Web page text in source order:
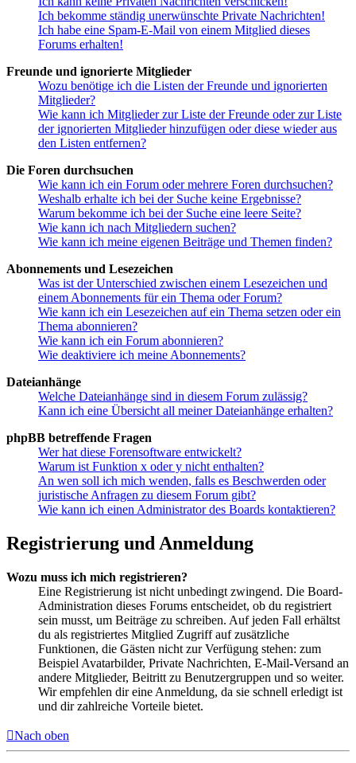
Ich bekomme ständig unerwünschte Private Nachrichten!
Ich habe eine Spam-E-Mail von einem Mitglied dieses
Forums erhalten!
Freunde und ignorierte Mitglieder
Wozu benötige ich die Listen der Freunde und ignorierten
Mitglieder?
Wie kann ich Mitglieder zur Liste der Freunde oder zur Liste
der ignorierten Mitglieder hinzufügen oder diese wieder aus
den Listen entfernen?
Die Foren durchsuchen
Wie kann ich ein Forum oder mehrere Foren durchsuchen?
Weshalb erhalte ich bei der Suche keine Ergebnisse?
Warum bekomme ich bei der Suche eine leere Seite?
Wie kann ich nach Mitgliedern suchen?
Wie kann ich meine eigenen Beiträge und Themen finden?
Abonnements und Lesezeichen
Was ist der Unterschied zwischen einem Lesezeichen und
einem Abonnements für ein Thema oder Forum?
Wie kann ich ein Lesezeichen auf ein Thema setzen oder ein
Thema abonnieren?
Wie kann ich ein Forum abonnieren?
Wie deaktiviere ich meine Abonnements?
Dateianhänge
Welche Dateianhänge sind in diesem Forum zulässig?
Kann ich eine Übersicht all meiner Dateianhänge erhalten?
phpBB betreffende Fragen
Wer hat diese Forensoftware entwickelt?
Warum ist Funktion x oder y nicht enthalten?
An wen soll ich mich wenden, falls es Beschwerden oder
juristische Anfragen zu diesem Forum gibt?
Wie kann ich einen Administrator des Boards kontaktieren?
Registrierung und Anmeldung
Wozu muss ich mich registrieren?
Eine Registrierung ist nicht unbedingt zwingend. Die Board-
Administration dieses Forums entscheidet, ob du registriert
sein musst, um Beiträge zu schreiben. Auf jeden Fall erhältst
du als registriertes Mitglied Zugriff auf zusätzliche
Funktionen, die Gästen nicht zur Verfügung stehen: zum
Beispiel Avatarbilder, Private Nachrichten, E-Mail-Versand an
andere Mitglieder, Beitritt zu Benutzergruppen und so weiter.
Wir empfehlen dir eine Anmeldung, da sie schnell erledigt ist
und dir zahlreiche Vorteile bietet.
Nach oben